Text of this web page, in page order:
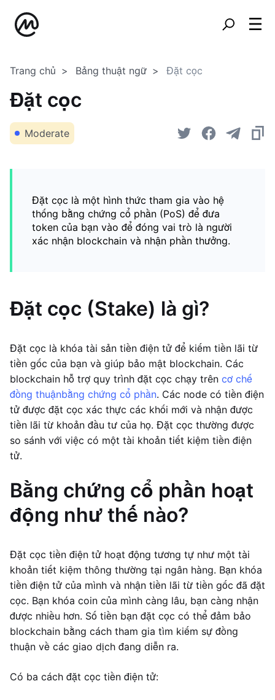
Trang chủ Bảng thuật ngữ Đặt cọc
Đặt cọc
Moderate
Đặt cọc là một hình thức tham gia vào hệ
thống bằng chứng cổ phần (PoS) để đưa
token của bạn vào để đóng vai trò là người
xác nhận blockchain và nhận phần thưởng.
Đặt cọc (Stake) là gì?
Đặt cọc là khóa tài sản tiền điện tử để kiếm tiền lãi từ
tiền gốc của bạn và giúp bảo mật blockchain. Các
blockchain hỗ trợ quy trình đặt cọc chạy trên cơ chế
đồng thuậnbằng chứng cổ phần. Các node có tiền điện
tử được đặt cọc xác thực các khối mới và nhận được
tiền lãi từ khoản đầu tư của họ. Đặt cọc thường được
so sánh với việc có một tài khoản tiết kiệm tiền điện
tử.
Bằng chứng cổ phần hoạt
động như thế nào?
Đặt cọc tiền điện tử hoạt động tương tự như một tài
khoản tiết kiệm thông thường tại ngân hàng. Bạn khóa
tiền điện tử của mình và nhận tiền lãi từ tiền gốc đã đặt
cọc. Bạn khóa coin của mình càng lâu, bạn càng nhận
được nhiều hơn. Số tiền bạn đặt cọc có thể đảm bảo
blockchain bằng cách tham gia tìm kiếm sự đồng
thuận về các giao dịch đang diễn ra.
Có ba cách đặt cọc tiền điện tử: